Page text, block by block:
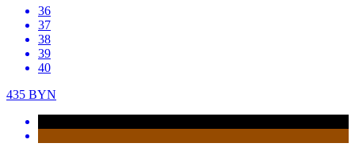
36
37
38
39
40
435 BYN